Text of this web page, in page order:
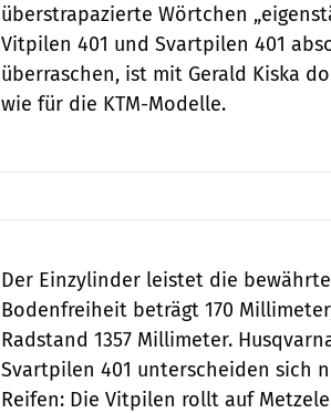
überstrapazierte Wörtchen
Vitpilen 401 und Svartpilen 401
überraschen, ist mit Gerald Kiska
wie für die KTM-Modelle.
Der Einzylinder leistet die
Bodenfreiheit beträgt 170
Radstand 1357 Millimeter.
Svartpilen 401 unterscheiden sich
Reifen: Die Vitpilen rollt auf